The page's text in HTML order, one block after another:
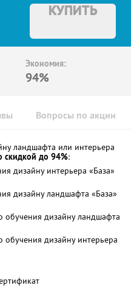
КУПИТЬ
Экономия:
94%
Вопросы по акции
ландшафта или интерьера
скидкой до 94%:
дизайну интерьера «База»
дизайну ландшафта «База»
обучения дизайну ландшафта
дизайну интерьера